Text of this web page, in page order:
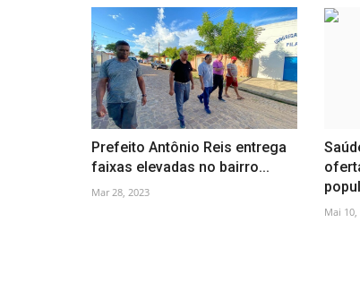
Prefeito Antônio Reis entrega
faixas elevadas no bairro...
Mar 28, 2023
Mai 10,